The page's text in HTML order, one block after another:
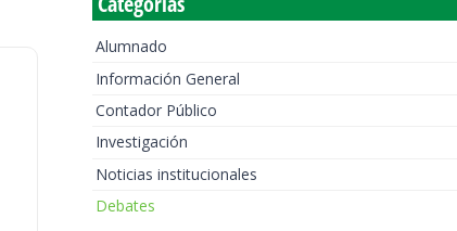
Alumnado
Información General
Contador Público
Investigación
Noticias institucionales
Debates